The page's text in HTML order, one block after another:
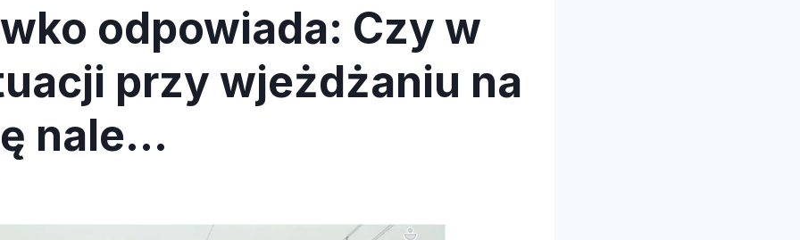
odpowiada: Czy w
przy wjeżdżaniu na
nale…